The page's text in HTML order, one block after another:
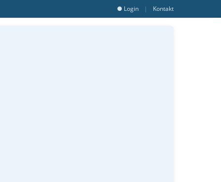
● Login | Kontakt